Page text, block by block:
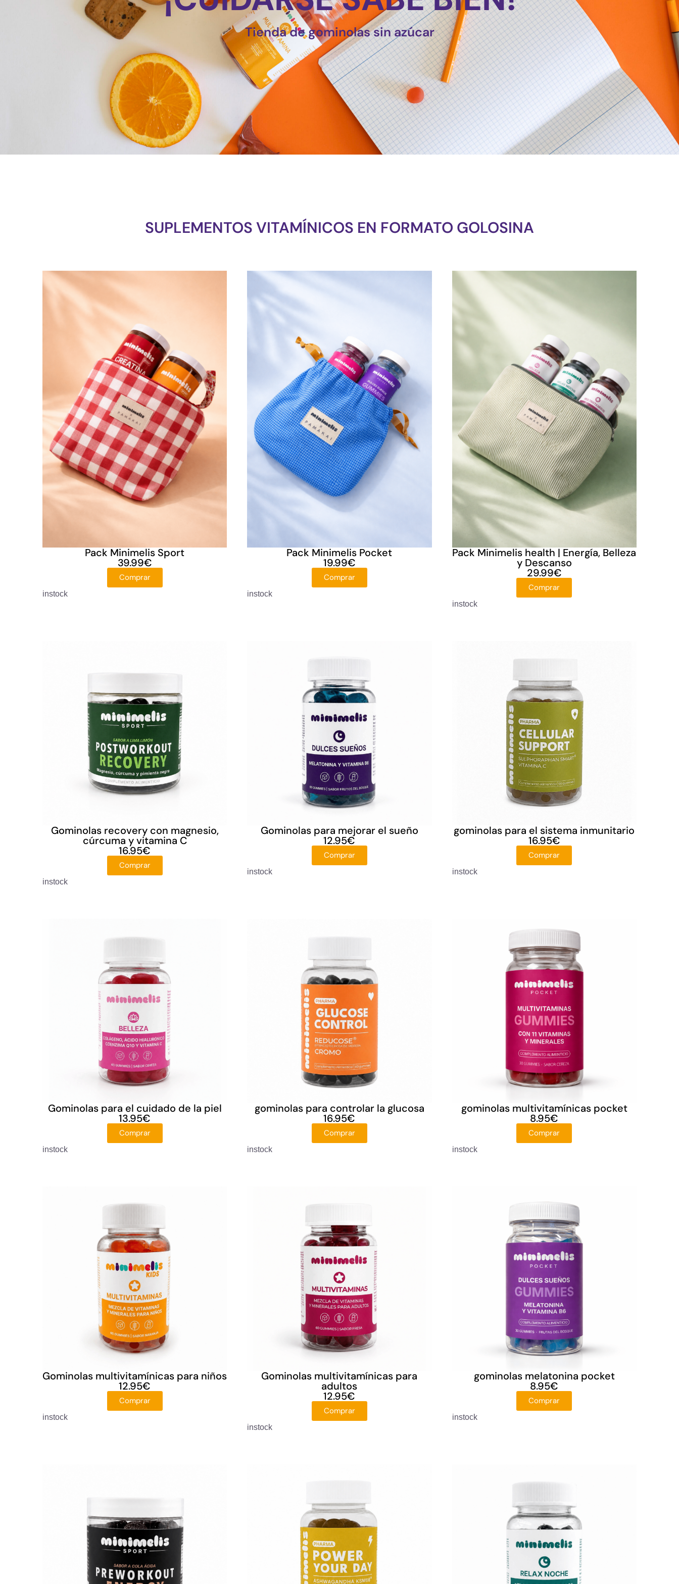
Tienda de gominolas sin azúcar
SUPLEMENTOS VITAMÍNICOS EN FORMATO GOLOSINA
Pack Minimelis Sport
39.99€
Comprar
instock
Pack Minimelis Pocket
19.99€
Comprar
instock
Pack Minimelis health | Energía, Belleza
y Descanso
29.99€
Comprar
instock
Gominolas recovery con magnesio,
cúrcuma y vitamina C
16.95€
Comprar
instock
Gominolas para mejorar el sueño
12.95€
Comprar
instock
gominolas para el sistema inmunitario
16.95€
Comprar
instock
Gominolas para el cuidado de la piel
13.95€
Comprar
instock
gominolas para controlar la glucosa
16.95€
Comprar
instock
gominolas multivitamínicas pocket
8.95€
Comprar
instock
Gominolas multivitamínicas para niños
12.95€
Comprar
instock
Gominolas multivitamínicas para
adultos
12.95€
Comprar
instock
gominolas melatonina pocket
8.95€
Comprar
instock